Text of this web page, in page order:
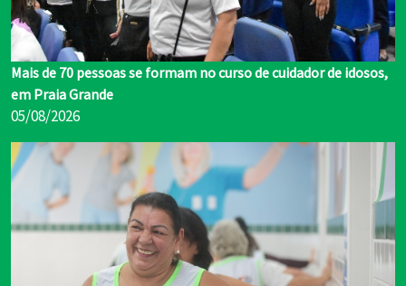
Mais de 70 pessoas se formam no curso de cuidador de idosos,
em Praia Grande
05/08/2026